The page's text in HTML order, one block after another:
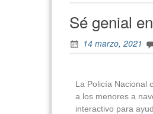
Sé genial
14 marzo, 2021
La Policía Nacional
a los menores a
interactivo para